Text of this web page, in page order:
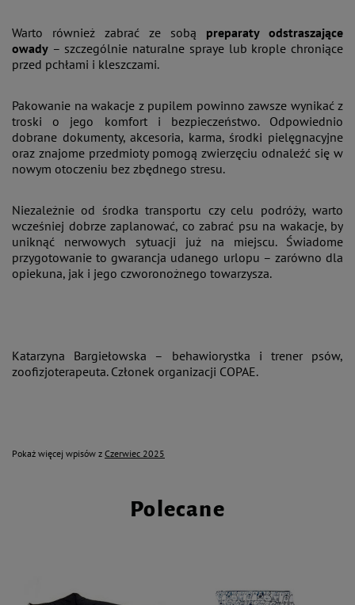
Warto również zabrać ze sobą preparaty odstraszające
owady – szczególnie naturalne spraye lub krople chroniące
przed pchłami i kleszczami.
Pakowanie na wakacje z pupilem powinno zawsze wynikać z
troski o jego komfort i bezpieczeństwo. Odpowiednio
dobrane dokumenty, akcesoria, karma, środki pielęgnacyjne
oraz znajome przedmioty pomogą zwierzęciu odnaleźć się w
nowym otoczeniu bez zbędnego stresu.
Niezależnie od środka transportu czy celu podróży, warto
wcześniej dobrze zaplanować, co zabrać psu na wakacje, by
uniknąć nerwowych sytuacji już na miejscu. Świadome
przygotowanie to gwarancja udanego urlopu – zarówno dla
opiekuna, jak i jego czworonożnego towarzysza.
Katarzyna Bargiełowska – behawiorystka i trener psów,
zoofizjoterapeuta. Członek organizacji COPAE.
Pokaż więcej wpisów z Czerwiec 2025
Polecane